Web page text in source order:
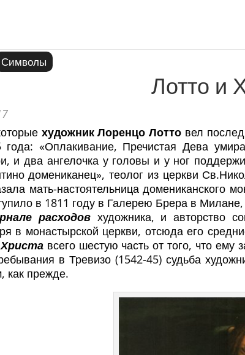
Символы
Лотто и
художник Лоренцо Лотто вел
«Оплакивание, Пречистая Дева
и два ангелочка у головы и у ног
домениканец», теолог из церкви
мать-настоятельница домениканского
в 1811 году в Галерею Брера в
расходовхудожника, и авторство
в монастырской церкви, отсюда его
всего шестую часть от того, что ему
в Тревизо (1542-45) судьба
как прежде.